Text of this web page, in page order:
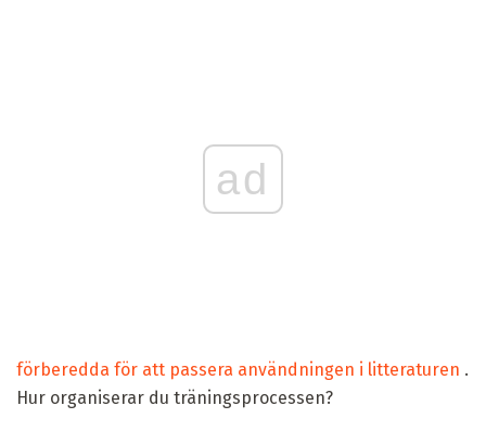
ad
förberedda för att passera användningen i litteraturen .
Hur organiserar du träningsprocessen?